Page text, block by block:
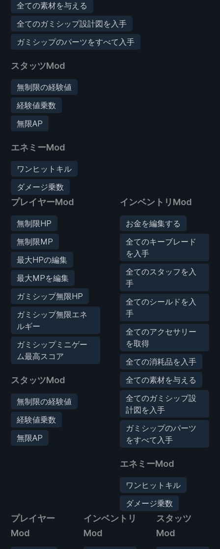
全ての素材を与える
全てのガミシップ設計図を入手
ガミシップのパーツをすべて入手
スタッツMod
無制限の経験値
経験値乗数
無限AP
エネミーMod
ワンヒットキル
ダメージ乗数
プレイヤーMod
無制限HP
無制限MP
最大HPの編集
最大MPを編集
ガミシップ無限HP
ガミシップ無限エネ
ルギー
ガミシップミニゲー
ム最高スコア
スタッツMod
無制限の経験値
経験値乗数
無限AP
インベントリMod
お金を編集する
全てのキーブレード
を入手
全てのスタッフを入
手
全てのシールドを入
手
全てのアクセサリー
を取得
全ての消耗品を入手
全ての素材を与える
全てのガミシップ設
計図を入手
ガミシップのパーツ
をすべて入手
エネミーMod
ワンヒットキル
ダメージ乗数
プレイヤー
Mod
インベントリ
Mod
スタッツ
Mod